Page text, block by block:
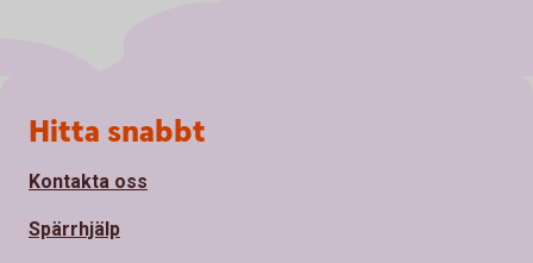
Sidfot
Hitta snabbt
Kontakta oss
Spärrhjälp